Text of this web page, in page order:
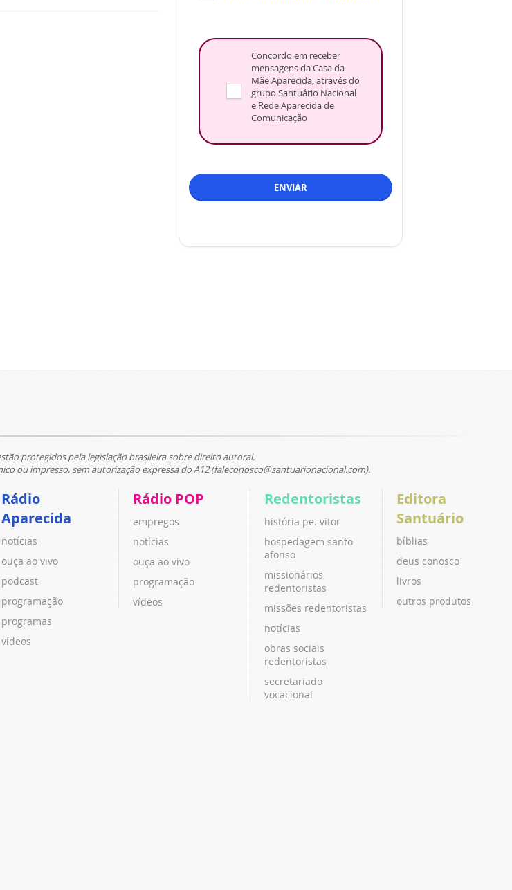
Concordo em receber
mensagens da Casa da
Mãe Aparecida, através do
grupo Santuário Nacional
e Rede Aparecida de
Comunicação
ENVIAR
protegidos pela legislação brasileira sobre direito autoral.
ou impresso, sem autorização expressa do A12 (faleconosco@santuarionacional.com).
Rádio
Aparecida
notícias
ouça ao vivo
podcast
programação
programas
vídeos
Rádio POP
empregos
notícias
ouça ao vivo
programação
vídeos
Redentoristas
história pe. vitor
hospedagem santo
afonso
missionários
redentoristas
missões redentoristas
notícias
obras sociais
redentoristas
secretariado
vocacional
Editora
Santuário
bíblias
deus conosco
livros
outros produtos